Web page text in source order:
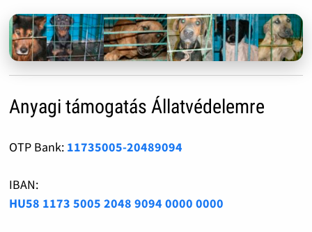
Anyagi támogatás Állatvédelemre
OTP Bank: 11735005-20489094
IBAN:
HU58 1173 5005 2048 9094 0000 0000